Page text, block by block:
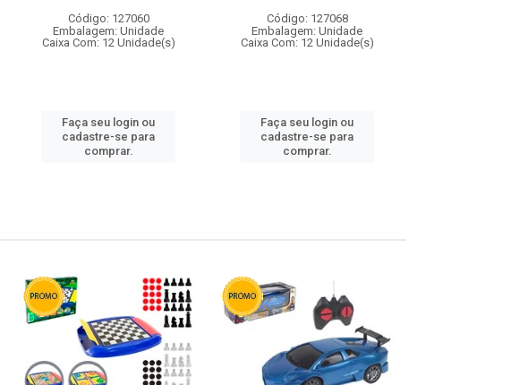
Código: 127060
Embalagem: Unidade
Caixa Com: 12 Unidade(s)
Faça seu login ou
cadastre-se para
comprar.
Código: 127068
Embalagem: Unidade
Caixa Com: 12 Unidade(s)
Faça seu login ou
cadastre-se para
comprar.